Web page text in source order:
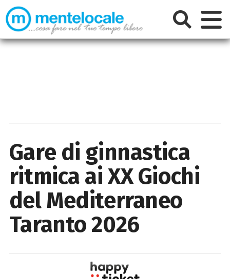
Gare di ginnastica
ritmica ai XX Giochi
del Mediterraneo
Taranto 2026